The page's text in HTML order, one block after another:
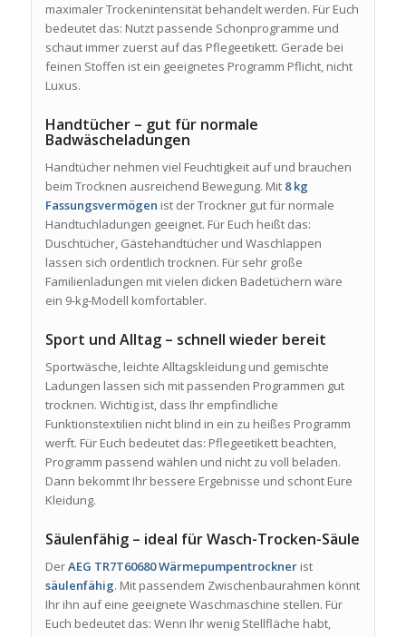
maximaler Trockenintensität behandelt werden. Für Euch
bedeutet das: Nutzt passende Schonprogramme und
schaut immer zuerst auf das Pflegeetikett. Gerade bei
feinen Stoffen ist ein geeignetes Programm Pflicht, nicht
Luxus.
Handtücher – gut für normale
Badwäscheladungen
Handtücher nehmen viel Feuchtigkeit auf und brauchen
beim Trocknen ausreichend Bewegung. Mit 8 kg
Fassungsvermögen ist der Trockner gut für normale
Handtuchladungen geeignet. Für Euch heißt das:
Duschtücher, Gästehandtücher und Waschlappen
lassen sich ordentlich trocknen. Für sehr große
Familienladungen mit vielen dicken Badetüchern wäre
ein 9-kg-Modell komfortabler.
Sport und Alltag – schnell wieder bereit
Sportwäsche, leichte Alltagskleidung und gemischte
Ladungen lassen sich mit passenden Programmen gut
trocknen. Wichtig ist, dass Ihr empfindliche
Funktionstextilien nicht blind in ein zu heißes Programm
werft. Für Euch bedeutet das: Pflegeetikett beachten,
Programm passend wählen und nicht zu voll beladen.
Dann bekommt Ihr bessere Ergebnisse und schont Eure
Kleidung.
Säulenfähig – ideal für Wasch-Trocken-Säule
DerAEG TR7T60680 Wärmepumpentrocknerist
säulenfähig. Mit passendem Zwischenbaurahmen könnt
Ihr ihn auf eine geeignete Waschmaschine stellen. Für
Euch bedeutet das: Wenn Ihr wenig Stellfläche habt,